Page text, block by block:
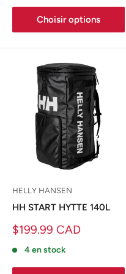
Choisir options
HELLY HANSEN
HH START HYTTE 140L
Prix
$199.99 CAD
4 en stock